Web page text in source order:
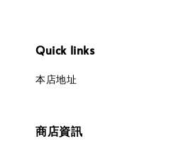
Quick links
本店地址
商店資訊